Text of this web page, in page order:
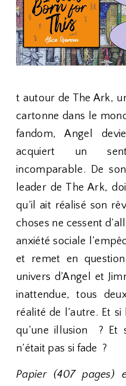
t autour de The Ark,
cartonne dans le
fandom, Angel
acquiert un
incomparable. De
leader de The Ark,
qu’il ait réalisé son
choses ne cessent
anxiété sociale
et remet en
univers d’Angel et
inattendue, tous
réalité de l’autre. Et
qu’une illusion ? Et
n’était pas si fade ?
Papier (407 pages)